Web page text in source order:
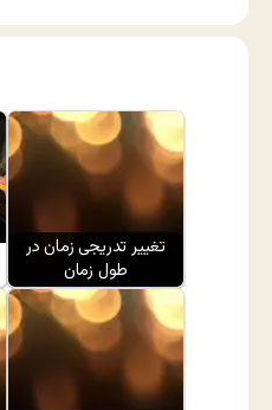
تغییر تدریجی زمان در
طول زمان